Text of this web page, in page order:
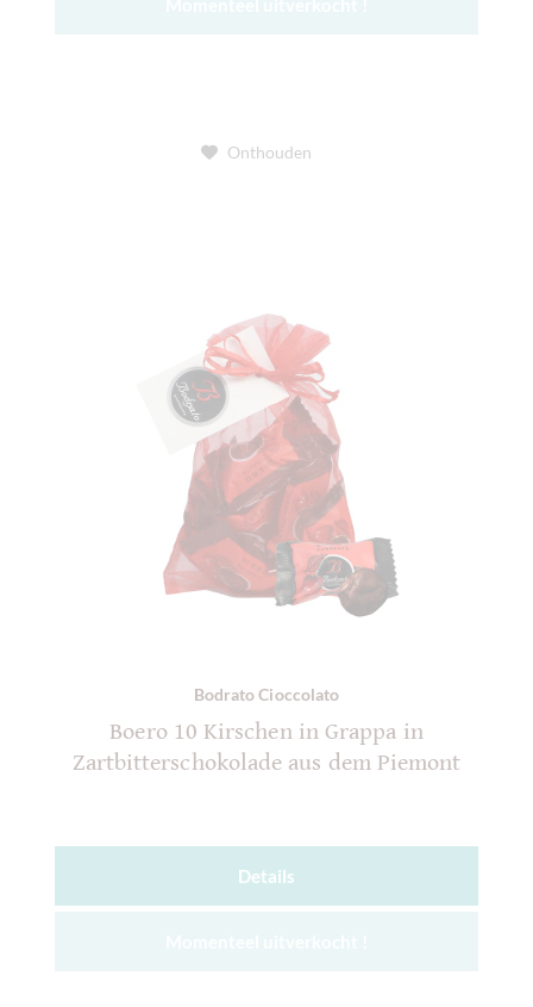
Onthouden
Bodrato Cioccolato
Boero 10 Kirschen in Grappa in
Zartbitterschokolade aus dem Piemont
Details